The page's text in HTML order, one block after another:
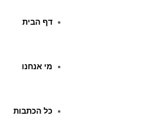
דף הבית
מי אנחנו
כל הכתבות